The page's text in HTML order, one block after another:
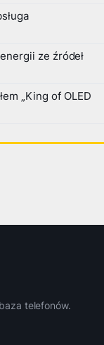
ze źródeł
„King of OLED
telefonów.